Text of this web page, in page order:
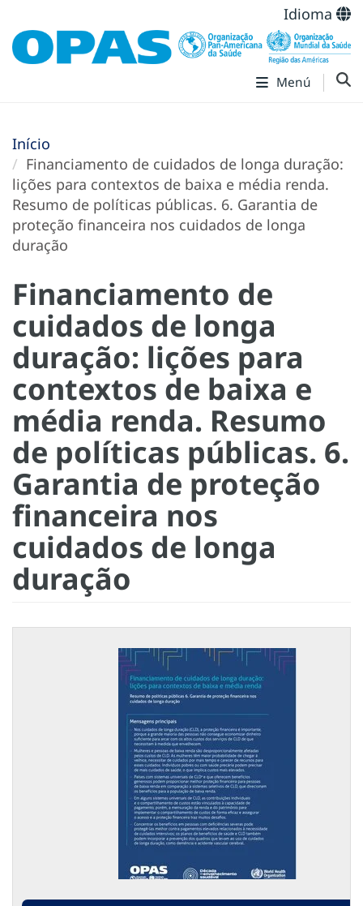
Idioma
Menú
Início
Financiamento de cuidados de longa duração:
lições para contextos de baixa e média renda.
Resumo de políticas públicas. 6. Garantia de
proteção financeira nos cuidados de longa
duração
Financiamento de
cuidados de longa
duração: lições para
contextos de baixa e
média renda. Resumo
de políticas públicas. 6.
Garantia de proteção
financeira nos
cuidados de longa
duração